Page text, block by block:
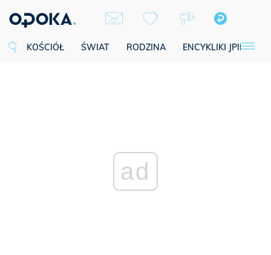
KOŚCIÓŁ ŚWIAT RODZINA ENCYKLIKI JPII
ad